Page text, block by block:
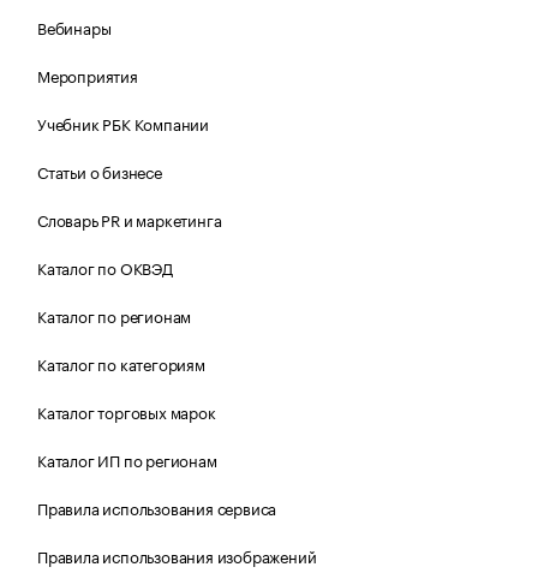
Вебинары
Мероприятия
Учебник РБК Компании
Статьи о бизнесе
Словарь PR и маркетинга
Каталог по ОКВЭД
Каталог по регионам
Каталог по категориям
Каталог торговых марок
Каталог ИП по регионам
Правила использования сервиса
Правила использования изображений